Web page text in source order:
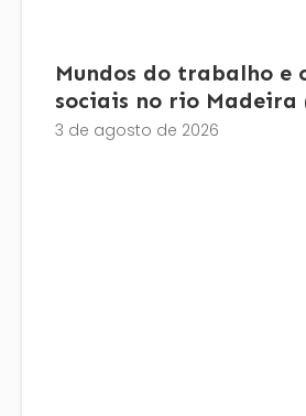
Mundos do trabalho e
sociais no rio Madeira
3 de agosto de 2026